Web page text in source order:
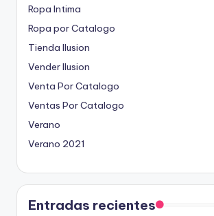
Ropa Intima
Ropa por Catalogo
Tienda Ilusion
Vender Ilusion
Venta Por Catalogo
Ventas Por Catalogo
Verano
Verano 2021
Entradas recientes